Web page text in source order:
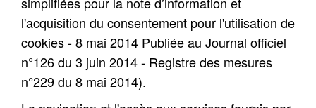
l'acquisition du consentement pour l'utilisation de
cookies - 8 mai 2014 Publiée au Journal officiel
n°126 du 3 juin 2014 - Registre des mesures
n°229 du 8 mai 2014).